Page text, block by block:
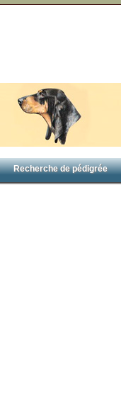
Recherche de pédigrée